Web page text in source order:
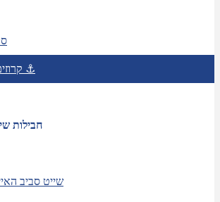
קרוזים ⚓
חבילות
שייט סביב